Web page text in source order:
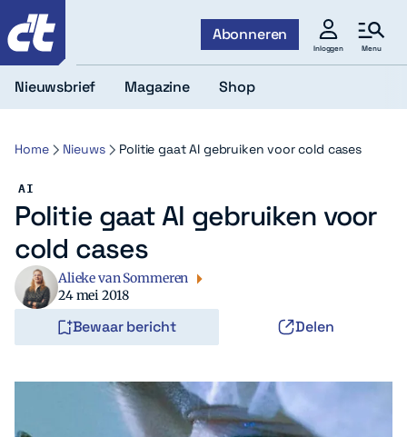
Abonneren
Inloggen Menu
Nieuwsbrief Magazine Shop
Home Nieuws Politie gaat AI gebruiken voor cold cases
AI
Politie gaat AI gebruiken voor
cold cases
Alieke van Sommeren
24 mei 2018
Bewaar bericht Delen